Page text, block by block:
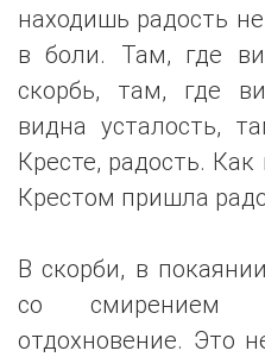
находишь радость
в боли. Там, где
скорбь, там, где
видна усталость,
Кресте, радость.
Крестом пришла
В скорби, в
со смирением
отдохновение. Это